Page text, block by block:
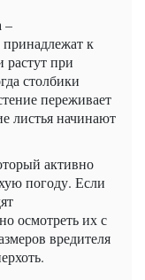
–
к
при
столбики
переживает
листья начинают
активно
погоду. Если
осмотреть их с
вредителя